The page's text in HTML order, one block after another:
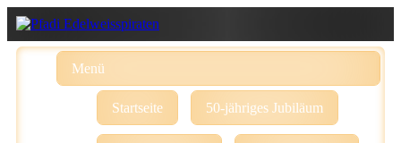
Menü
Startseite 50-jähriges Jubiläum